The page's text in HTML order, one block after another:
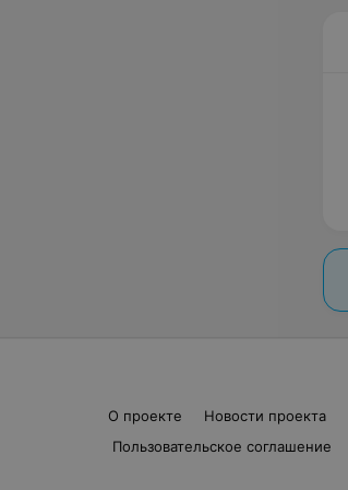
О проекте Новости проекта
Пользовательское соглашение